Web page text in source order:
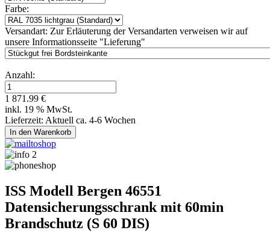
Farbe:
Versandart: Zur Erläuterung der Versandarten verweisen wir auf
unsere Informationsseite "Lieferung"
Anzahl:
1 871.99 €
inkl. 19 % MwSt.
Lieferzeit: Aktuell ca. 4-6 Wochen
ISS Modell Bergen 46551
Datensicherungsschrank mit 60min
Brandschutz (S 60 DIS)